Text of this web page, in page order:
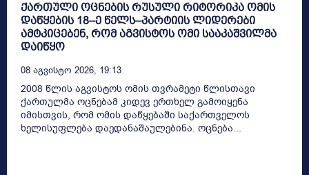
ქართული ოცნების რუსული რიტორიკა ომის
დაწყების 18–ე წელს–პარტიის ლიდერები
ამტკიცებენ, რომ აგვისტოს ომი სააკაშვილმა
დაიწყო
08 Აგვისტო 2026, 19:13
2008 წლის აგვისტოს ომის თვრამეტი წლისთავი
ქართულმა ოცნებამ კიდევ ერთხელ გამოიყენა
იმისთვის, რომ ომის დაწყებაში საქართველოს
ხელისუფლება დაედანაშაულებინა. ოცნება...